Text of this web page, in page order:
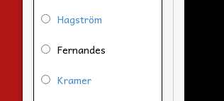
Hagström
Fernandes
Kramer